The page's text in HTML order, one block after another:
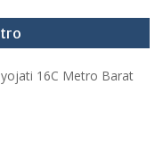
16C Metro Barat